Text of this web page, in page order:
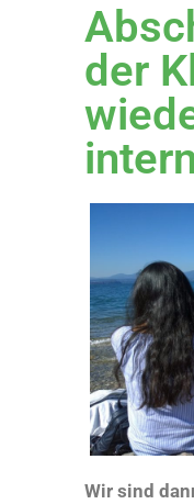
der
Wir sind